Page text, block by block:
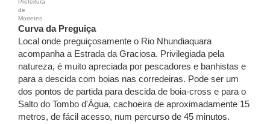
Prefeitura
de
Morretes
Curva da Preguiça
Local onde preguiçosamente o Rio Nhundiaquara
acompanha a Estrada da Graciosa. Privilegiada pela
natureza, é muito apreciada por pescadores e banhistas e
para a descida com boias nas corredeiras. Pode ser um
dos pontos de partida para descida de boia-cross e para o
Salto do Tombo d'Água, cachoeira de aproximadamente 15
metros, de fácil acesso, num percurso de 45 minutos.